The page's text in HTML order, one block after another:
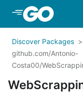
Skip to Main
Discover Packages
github.com/Antonio-
Costa00/